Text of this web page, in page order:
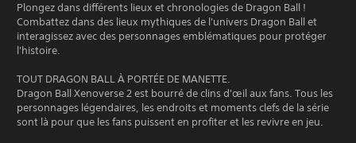
Plongez dans différents lieux et chronologies de Dragon Ball !
Combattez dans des lieux mythiques de l'univers Dragon Ball et
interagissez avec des personnages emblématiques pour protéger
l'histoire.
TOUT DRAGON BALL À PORTÉE DE MANETTE.
Dragon Ball Xenoverse 2 est bourré de clins d'œil aux fans. Tous les
personnages légendaires, les endroits et moments clefs de la série
sont là pour que les fans puissent en profiter et les revivre en jeu.